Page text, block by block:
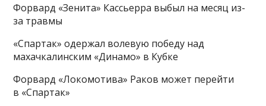
Форвард «Зенита» Кассьерра выбыл на месяц из-
за травмы
«Спартак» одержал волевую победу над
махачкалинским «Динамо» в Кубке
Форвард «Локомотива» Раков может перейти
в «Спартак»